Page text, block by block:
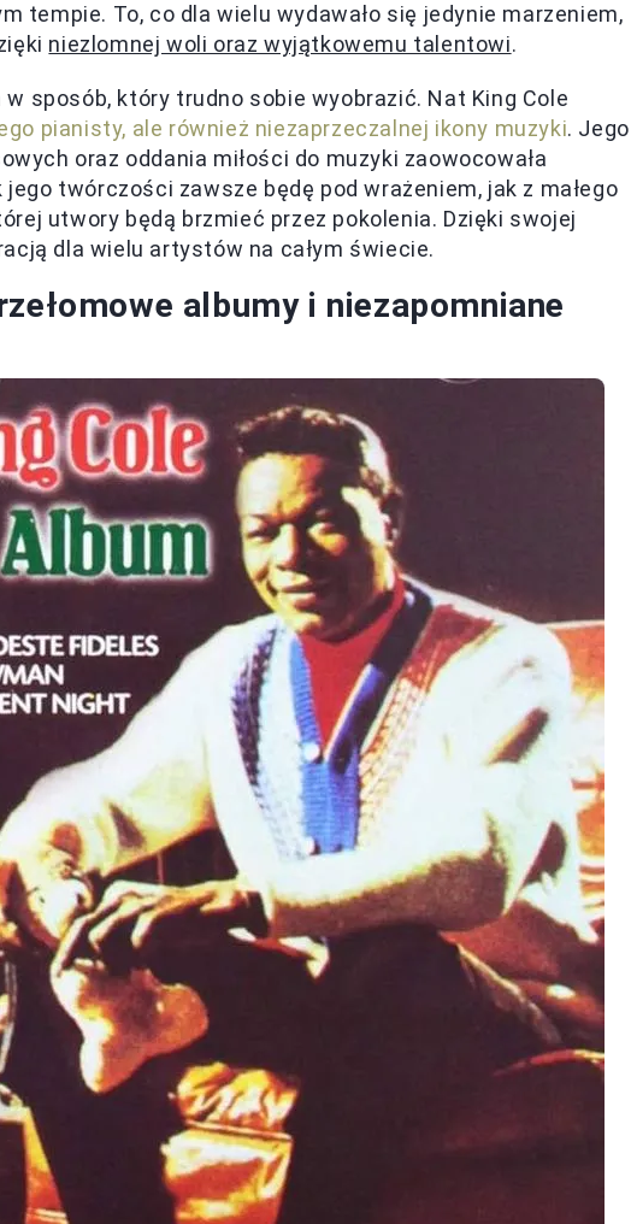
tempie. To, co dla wielu wydawało się jedynie marzeniem,
niezlomnej woli oraz wyjątkowemu talentowi.
sposób, który trudno sobie wyobrazić. Nat King Cole
pianisty, ale również niezaprzeczalnej ikony muzyki. Jego
oraz oddania miłości do muzyki zaowocowała
twórczości zawsze będę pod wrażeniem, jak z małego
utwory będą brzmieć przez pokolenia. Dzięki swojej
dla wielu artystów na całym świecie.
albumy i niezapomniane